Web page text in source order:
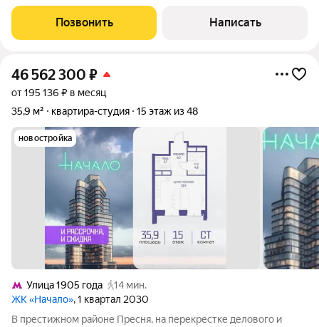
доступности от метро. О квартире Функциональная и
продуманная планировка,
Позвонить Написать
46 562 300 ₽
от 195 136 ₽ в месяц
35,9 м²
квартира-студия 15 этаж из 48
новостройка
Улица 1905 года
14 мин.
ЖК «Начало», 1 квартал 2030
В престижном районе Пресня, на перекрестке делового и